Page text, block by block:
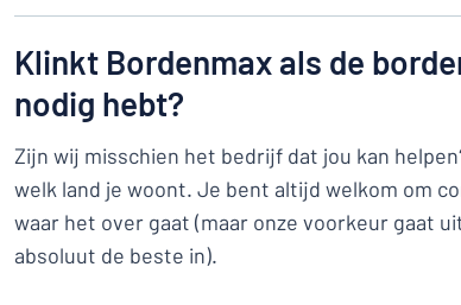
Klinkt Bordenmax als de
nodig hebt?
Zijn wij misschien het bedrijf dat jou kan
welk land je woont. Je bent altijd welkom om
waar het over gaat (maar onze voorkeur gaat
absoluut de beste in).